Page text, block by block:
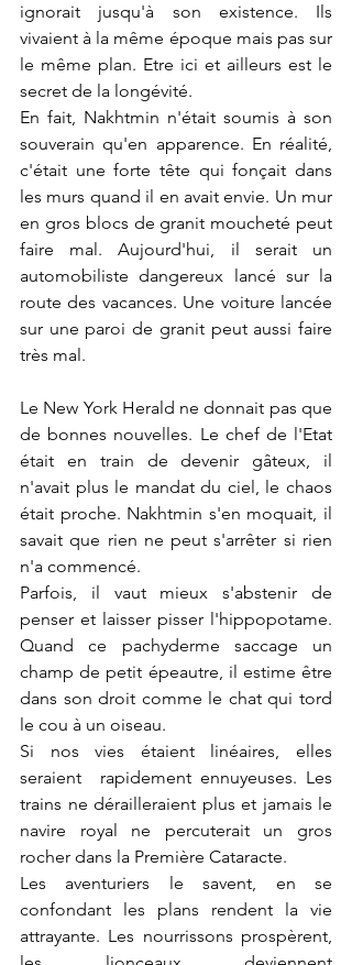
ignorait jusqu'à son existence. Ils
vivaient à la même époque mais pas sur
le même plan. Etre ici et ailleurs est le
secret de la longévité.
En fait, Nakhtmin n'était soumis à son
souverain qu'en apparence. En réalité,
c'était une forte tête qui fonçait dans
les murs quand il en avait envie. Un mur
en gros blocs de granit moucheté peut
faire mal. Aujourd'hui, il serait un
automobiliste dangereux lancé sur la
route des vacances. Une voiture lancée
sur une paroi de granit peut aussi faire
très mal.
Le New York Herald ne donnait pas que
de bonnes nouvelles. Le chef de l'Etat
était en train de devenir gâteux, il
n'avait plus le mandat du ciel, le chaos
était proche. Nakhtmin s'en moquait, il
savait que rien ne peut s'arrêter si rien
n'a commencé.
Parfois, il vaut mieux s'abstenir de
penser et laisser pisser l'hippopotame.
Quand ce pachyderme saccage un
champ de petit épeautre, il estime être
dans son droit comme le chat qui tord
le cou à un oiseau.
Si nos vies étaient linéaires, elles
seraient  rapidement ennuyeuses. Les
trains ne dérailleraient plus et jamais le
navire royal ne percuterait un gros
rocher dans la Première Cataracte.
Les aventuriers le savent, en se
confondant les plans rendent la vie
attrayante. Les nourrissons prospèrent,